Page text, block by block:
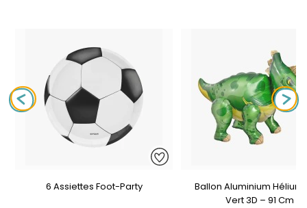
6 Assiettes Foot-Party
Ballon Aluminium Hélium
Vert 3D – 91 Cm